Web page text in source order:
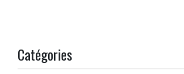
Catégories